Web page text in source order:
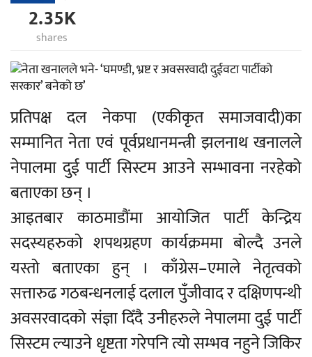
2.35K
shares
प्रतिपक्ष दल नेकपा (एकीकृत समाजवादी)का
सम्मानित नेता एवं पूर्वप्रधानमन्त्री झलनाथ खनालले
नेपालमा दुई पार्टी सिस्टम आउने सम्भावना नरहेको
बताएका छन् ।
आइतबार काठमाडौंमा आयोजित पार्टी केन्द्रिय
सदस्यहरुको शपथग्रहण कार्यक्रममा बोल्दै उनले
यस्तो बताएका हुन् । काँग्रेस–एमाले नेतृत्वको
सत्तारुढ गठबन्धनलाई दलाल पुँजीवाद र दक्षिणपन्थी
अवसरवादको संज्ञा दिँदै उनीहरुले नेपालमा दुई पार्टी
सिस्टम ल्याउने धृष्टता गरेपनि त्यो सम्भव नहुने जिकिर